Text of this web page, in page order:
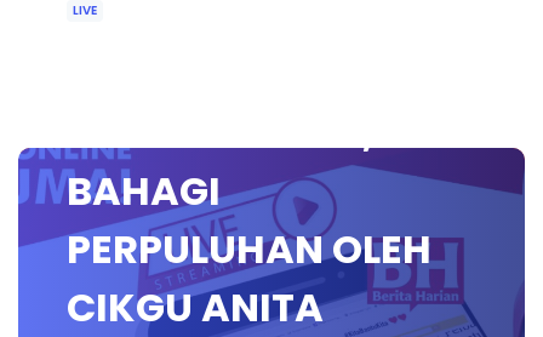
LIVE
MATEMATIK SR,
BAHAGI
PERPULUHAN OLEH
CIKGU ANITA